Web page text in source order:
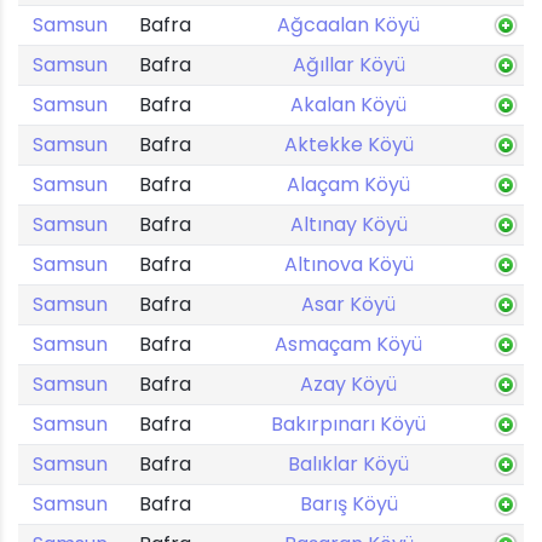
Samsun
Bafra
Ağcaalan Köyü
Samsun
Bafra
Ağıllar Köyü
Samsun
Bafra
Akalan Köyü
Samsun
Bafra
Aktekke Köyü
Samsun
Bafra
Alaçam Köyü
Samsun
Bafra
Altınay Köyü
Samsun
Bafra
Altınova Köyü
Samsun
Bafra
Asar Köyü
Samsun
Bafra
Asmaçam Köyü
Samsun
Bafra
Azay Köyü
Samsun
Bafra
Bakırpınarı Köyü
Samsun
Bafra
Balıklar Köyü
Samsun
Bafra
Barış Köyü